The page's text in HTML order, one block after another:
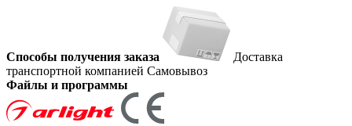
Способы получения заказа
Доставка
транспортной компанией Самовывоз
Файлы и программы